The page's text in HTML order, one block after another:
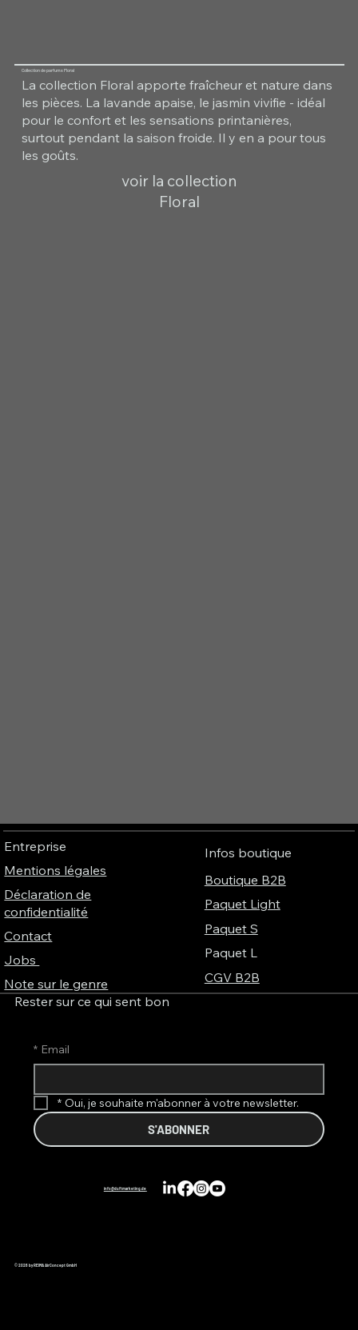
Collection de parfums Floral
La collection Floral apporte fraîcheur et nature dans
les pièces. La lavande apaise, le jasmin vivifie - idéal
pour le confort et les sensations printanières,
surtout pendant la saison froide. Il y en a pour tous
les goûts.
voir la collection
Floral
Entreprise
Mentions légales
Déclaration de
confidentialité
Contact
Jobs
Note sur le genre
Infos boutique
Boutique B2B
Paquet Light
Paquet S
Paquet L
CGV B2B
Rester sur ce qui sent bon
* Email
* Oui, je souhaite m'abonner à votre newsletter.
S'ABONNER
info@duftmarketing.de
© 2026 by REIMA AirConcept GmbH